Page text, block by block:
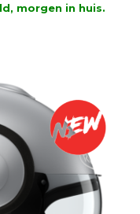
morgen in huis.